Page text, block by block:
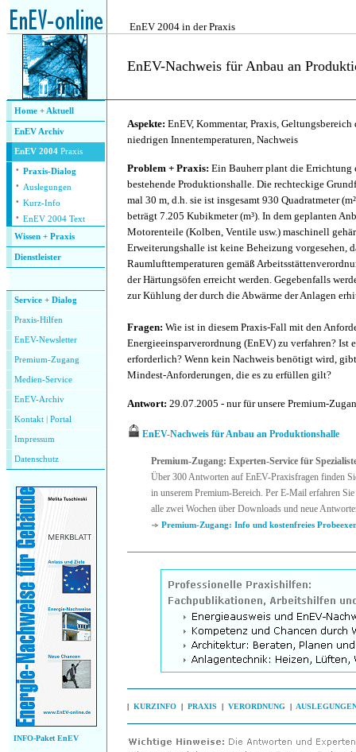
EnEV 2004 in der Praxis
EnEV-Nachweis für Anbau an
Home + Aktuell
EnEV Archiv
EnEV 2004 Praxis
· Praxis-Dialog
· Auslegungen
· Kurz-Info
· EnEV 2004 Text
Wissen + Praxis
Dienstleister
Service + Dialog
Praxis-Hilfen
EnEV-Newsletter
Premium-Zugang
Medien-Service
EnEV-Archiv
Kontakt Portal
Impressum
Datenschutz
INFO-Paket EnEV
Aspekte: EnEV, Kommentar, Praxis, Geltungsbereich
niedrigen Innentemperaturen, Nachweis
Problem + Praxis: Ein Bauherr plant die Errichtung
bestehende Produktionshalle. Die rechteckige
mal 30 m, d.h. sie ist insgesamt 930 Quadratmeter
beträgt 7.205 Kubikmeter (m³). In dem geplanten
Motorenteile (Kolben, Ventile usw.) maschinell
Erweiterungshalle ist keine Beheizung vorgesehen,
Raumlufttemperaturen gemäß
der Härtungsöfen erreicht werden. Gegebenfalls
zur Kühlung der durch die Abwärme der Anlagen
Fragen: Wie ist in diesem Praxis-Fall mit den
Energieeinsparverordnung (EnEV) zu verfahren? Ist
erforderlich? Wenn kein Nachweis benötigt wird,
Mindest-Anforderungen, die es zu erfüllen gilt?
Antwort: 29.07.2005 - nur für unsere Premium-
EnEV-Nachweis für Anbau an Produktionshalle
Premium-Zugang: Experten-Service für
Über 300 Antworten auf EnEV-Praxisfragen finden
in unserem Premium-Bereich. Per E-Mail erfahren Sie
alle zwei Wochen über Downloads und neue
Premium-Zugang: Info und kostenfreies
| KURZINFO | PRAXIS | VERORDNUNG |